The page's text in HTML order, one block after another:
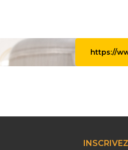
https://